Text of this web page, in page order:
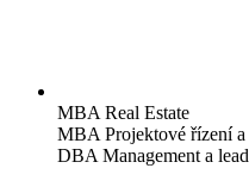
MBA Real Estate
MBA Projektové řízení
DBA Management a